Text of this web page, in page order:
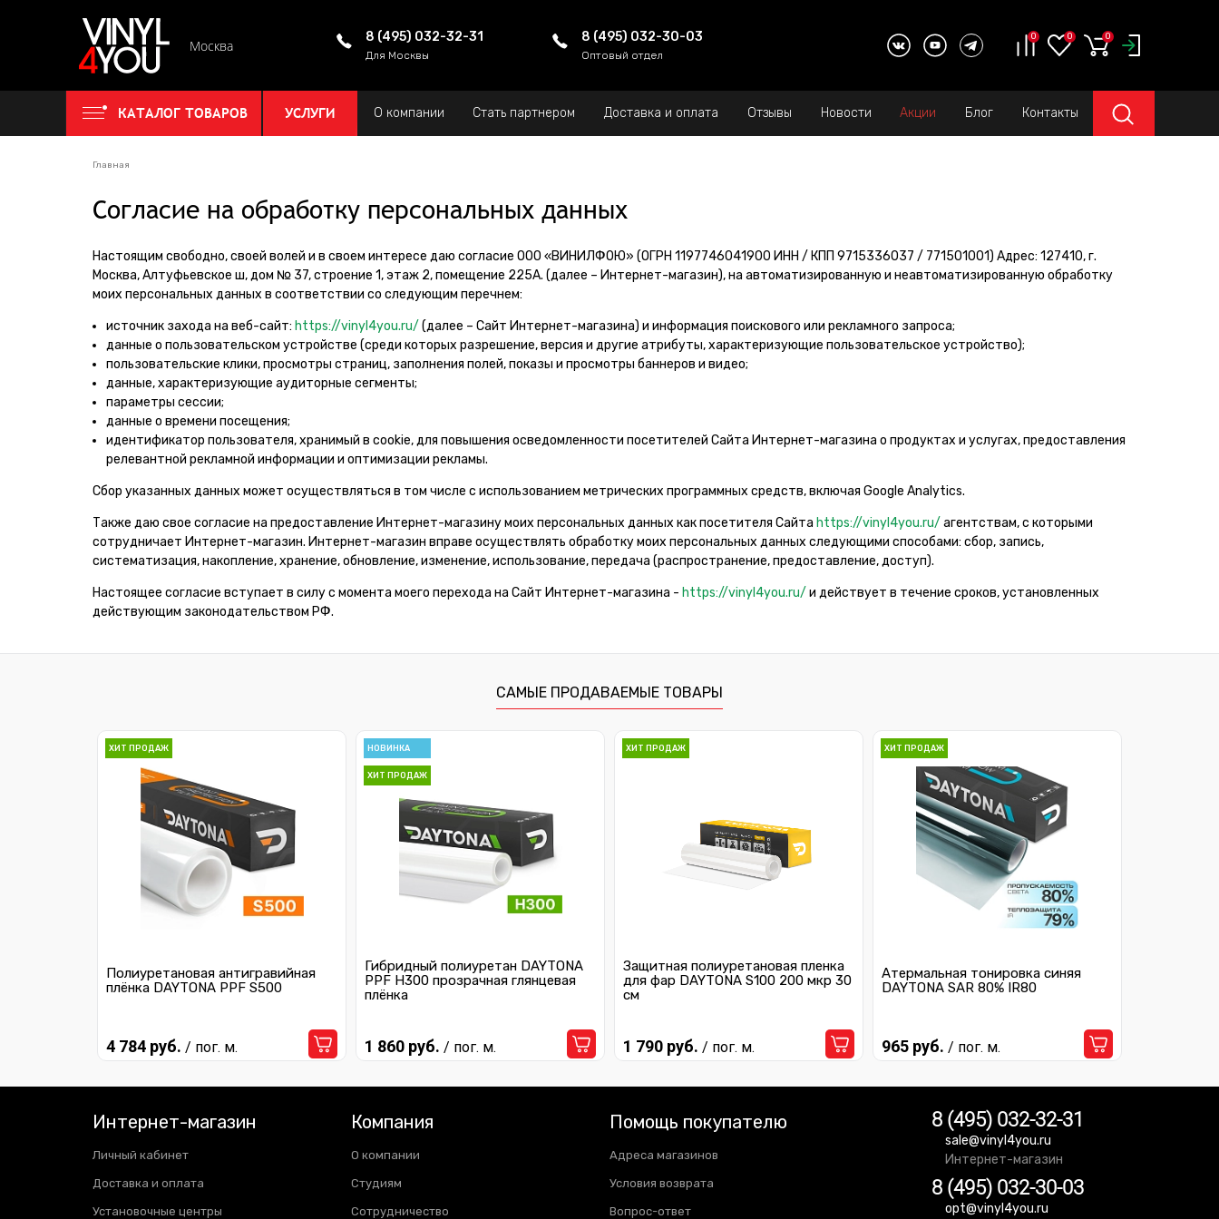
Москва
8 (495) 032-32-31
Для Москвы
8 (495) 032-30-03
Оптовый отдел
0 0 0
КАТАЛОГ ТОВАРОВ УСЛУГИ О компании Стать партнером Доставка и оплата Отзывы Новости Акции Блог Контакты
Главная
Согласие на обработку персональных данных
Настоящим свободно, своей волей и в своем интересе даю согласие ООО «ВИНИЛФОЮ» (ОГРН 1197746041900 ИНН / КПП 9715336037 / 771501001) Адрес: 127410, г.
Москва, Алтуфьевское ш, дом № 37, строение 1, этаж 2, помещение 225А. (далее – Интернет-магазин), на автоматизированную и неавтоматизированную обработку
моих персональных данных в соответствии со следующим перечнем:
источник захода на веб-сайт: https://vinyl4you.ru/ (далее – Сайт Интернет-магазина) и информация поискового или рекламного запроса;
данные о пользовательском устройстве (среди которых разрешение, версия и другие атрибуты, характеризующие пользовательское устройство);
пользовательские клики, просмотры страниц, заполнения полей, показы и просмотры баннеров и видео;
данные, характеризующие аудиторные сегменты;
параметры сессии;
данные о времени посещения;
идентификатор пользователя, хранимый в cookie, для повышения осведомленности посетителей Сайта Интернет-магазина о продуктах и услугах, предоставления
релевантной рекламной информации и оптимизации рекламы.
Сбор указанных данных может осуществляться в том числе с использованием метрических программных средств, включая Google Analytics.
Также даю свое согласие на предоставление Интернет-магазину моих персональных данных как посетителя Сайта https://vinyl4you.ru/ агентствам, с которыми
сотрудничает Интернет-магазин. Интернет-магазин вправе осуществлять обработку моих персональных данных следующими способами: сбор, запись,
систематизация, накопление, хранение, обновление, изменение, использование, передача (распространение, предоставление, доступ).
Настоящее согласие вступает в силу с момента моего перехода на Сайт Интернет-магазина - https://vinyl4you.ru/ и действует в течение сроков, установленных
действующим законодательством РФ.
САМЫЕ ПРОДАВАЕМЫЕ ТОВАРЫ
ХИТ ПРОДАЖ
Полиуретановая антигравийная
плёнка DAYTONA PPF S500
4 784 руб. / пог. м.
НОВИНКА
ХИТ ПРОДАЖ
Гибридный полиуретан DAYTONA
PPF H300 прозрачная глянцевая
плёнка
1 860 руб. / пог. м.
ХИТ ПРОДАЖ
Защитная полиуретановая пленка
для фар DAYTONA S100 200 мкр 30
см
1 790 руб. / пог. м.
ХИТ ПРОДАЖ
Атермальная тонировка синяя
DAYTONA SAR 80% IR80
965 руб. / пог. м.
Интернет-магазин
Личный кабинет
Доставка и оплата
Установочные центры
Компания
О компании
Студиям
Сотрудничество
Помощь покупателю
Адреса магазинов
Условия возврата
Вопрос-ответ
8 (495) 032-32-31
sale@vinyl4you.ru
Интернет-магазин
8 (495) 032-30-03
opt@vinyl4you.ru